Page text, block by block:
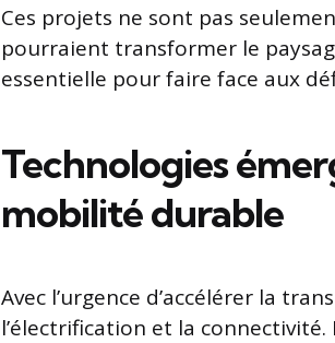
Ces projets ne sont pas
pourraient transformer le
essentielle pour faire face aux
Technologies
mobilité durable
Avec l’urgence d’accélérer la
l’électrification et la